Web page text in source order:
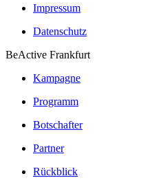
Impressum
Datenschutz
BeActive Frankfurt
Kampagne
Programm
Botschafter
Partner
Rückblick